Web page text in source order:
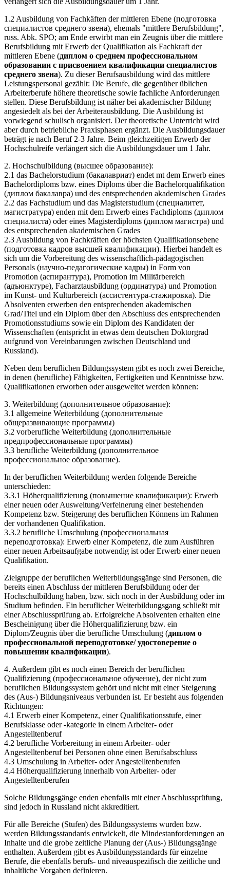
1.2 Ausbildung von Fachkäften der mittleren Ebene (подготовка
специалистов среднего звена), ehemals "mittlere Berufsbildung",
russ. Abk. SPO; am Ende erwirbt man ein Zeugnis über die mittlere
Berufsbildung mit Erwerb der Qualifikation als Fachkraft der
mittleren Ebene (диплом о среднем профессиональном
образовании с присвоением квалификации специалистов
среднего звена). Zu dieser Berufsausbildung wird das mittlere
Leistungspersonal gezählt: Die Berufe, die gegenüber üblichen
Arbeiterberufe höhere theoretische sowie fachliche Anforderungen
stellen. Diese Berufsbildung ist näher bei akademischer Bildung
angesiedelt als bei der Arbeiterausbildung. Die Ausbildung ist
vorwiegend schulisch organisiert. Der theoretische Unterricht wird
aber durch betriebliche Praxisphasen ergänzt. Die Ausbildungsdauer
beträgt je nach Beruf 2-3 Jahre. Beim gleichzeitigen Erwerb der
Hochschulreife verlängert sich die Ausbildungsdauer um 1 Jahr.
2. Hochschulbildung (высшее образование):
2.1 das Bachelorstudium (бакалавриат) endet mt dem Erwerb eines
Bachelordiploms bzw. eines Diploms über die Bachelorqualifikation
(диплом бакалавра) und des entsprechenden akademischen Grades
2.2 das Fachstudium und das Magisterstudium (специалитет,
магистратура) enden mit dem Erwerb eines Fachdiploms (диплом
специалиста) oder eines Magisterdiploms (диплом магистра) und
des entsprechenden akademischen Grades
2.3 Ausbildung von Fachkräften der höchsten Qualifikationsebene
(подготовка кадров высшей квалификации). Hierbei handelt es
sich um die Vorbereitung des wissenschaftlich-pädagogischen
Personals (научно-педагогические кадры) in Form von
Promotion (аспирантура), Promotion im Militärbereich
(адъюнктуре), Facharztausbildung (ординатура) und Promotion
im Kunst- und Kulturbereich (ассистентура-стажировка). Die
Absolventen erwerben den entsprechenden akademischen
Grad/Titel und ein Diplom über den Abschluss des entsprechenden
Promotionsstudiums sowie ein Diplom des Kandidaten der
Wissenschaften (entspricht in etwas dem deutschen Doktorgrad
aufgrund von Vereinbarungen zwischen Deutschland und
Russland).
Neben dem beruflichen Bildungssystem gibt es noch zwei Bereiche,
in denen (berufliche) Fähigkeiten, Fertigkeiten und Kenntnisse bzw.
Qualifikationen erworben oder ausgeweitet werden können:
3. Weiterbildung (дополнительное образование):
3.1 allgemeine Weiterbildung (дополнительные
общеразвивающие программы)
3.2 vorberufliche Weiterbildung (дополнительные
предпрофессиональные программы)
3.3 berufliche Weiterbildung (дополнительное
профессиональное образование).
In der beruflichen Weiterbildung werden folgende Bereiche
unterschieden:
3.3.1 Höherqualifizierung (повышение квалификации): Erwerb
einer neuen oder Ausweitung/Verfeinerung einer bestehenden
Kompetenz bzw. Steigerung des beruflichen Könnens im Rahmen
der vorhandenen Qualifikation.
3.3.2 berufliche Umschulung (профессиональная
переподготовка): Erwerb einer Kompetenz, die zum Ausführen
einer neuen Arbeitsaufgabe notwendig ist oder Erwerb einer neuen
Qualifikation.
Zielgruppe der beruflichen Weiterbildungsgänge sind Personen, die
bereits einen Abschluss der mittleren Berufsbildung oder der
Hochschulbildung haben, bzw. sich noch in der Ausbildung oder im
Studium befinden. Ein beruflicher Weiterbildungsgang schließt mit
einer Abschlussprüfung ab. Erfolgreiche Absolventen erhalten eine
Bescheinigung über die Höherqualifizierung bzw. ein
Diplom/Zeugnis über die berufliche Umschulung (диплом о
профессиональной переподготовке/ удостоверение о
повышении квалификации).
4. Außerdem gibt es noch einen Bereich der beruflichen
Qualifizierung (профессиональное обучение), der nicht zum
beruflichen Bildungssystem gehört und nicht mit einer Steigerung
des (Aus-) Bildungsniveaus verbunden ist. Er besteht aus folgenden
Richtungen:
4.1 Erwerb einer Kompetenz, einer Qualifikationsstufe, einer
Berufsklasse oder -kategorie in einem Arbeiter- oder
Angestelltenberuf
4.2 berufliche Vorbereitung in einem Arbeiter- oder
Angestelltenberuf bei Personen ohne einen Berufsabschluss
4.3 Umschulung in Arbeiter- oder Angestelltenberufen
4.4 Höherqualifizierung innerhalb von Arbeiter- oder
Angestelltenberufen
Solche Bildungsgänge enden ebenfalls mit einer Abschlussprüfung,
sind jedoch in Russland nicht akkreditiert.
Für alle Bereiche (Stufen) des Bildungssystems wurden bzw.
werden Bildungsstandards entwickelt, die Mindestanforderungen an
Inhalte und die grobe zeitliche Planung der (Aus-) Bildungsgänge
enthalten. Außerdem gibt es Ausbildungsstandards für einzelne
Berufe, die ebenfalls berufs- und niveauspezifisch die zeitliche und
inhaltliche Vorgaben definieren.